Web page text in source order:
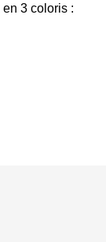
3 coloris :